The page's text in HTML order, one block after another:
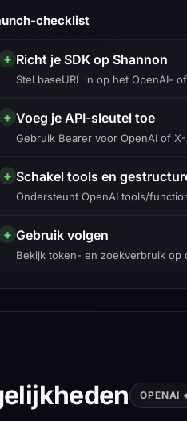
checklist
+ Richt je SDK op Shannon
Stel baseURL in op het OpenAI-
+ Voeg je API-sleutel toe
Gebruik Bearer voor OpenAI of
+ Schakel tools en
Ondersteunt OpenAI tools/
+ Gebruik volgen
Bekijk token- en zoekverbruik op
OPENAI